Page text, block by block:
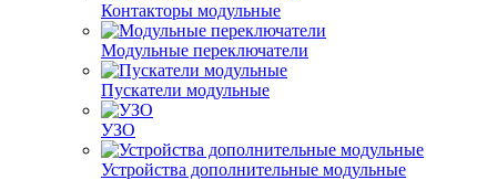
Контакторы модульные
Модульные переключатели
Пускатели модульные
УЗО
Устройства дополнительные модульные